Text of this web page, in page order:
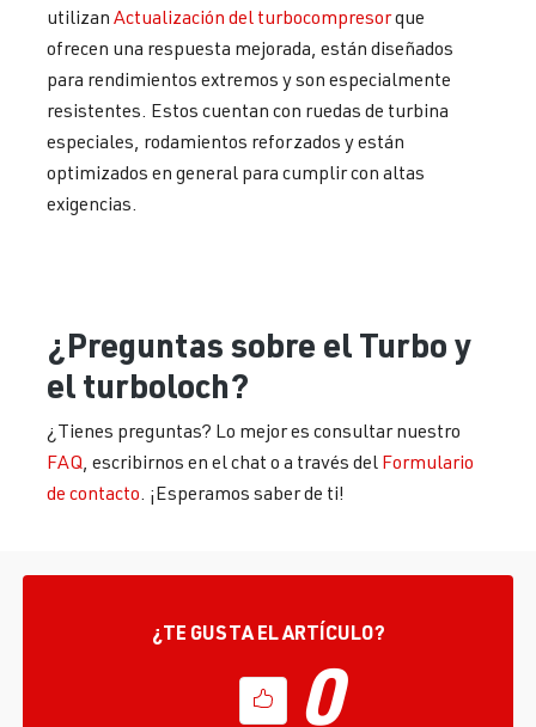
utilizan Actualización del turbocompresorque
ofrecen una respuesta mejorada, están diseñados
para rendimientos extremos y son especialmente
resistentes. Estos cuentan con ruedas de turbina
especiales, rodamientos reforzados y están
optimizados en general para cumplir con altas
exigencias.
¿Preguntas sobre el Turbo y
el turboloch?
¿Tienes preguntas? Lo mejor es consultar nuestro
FAQ, escribirnos en el chat o a través del Formulario
de contacto. ¡Esperamos saber de ti!
¿TE GUSTA EL ARTÍCULO?
0